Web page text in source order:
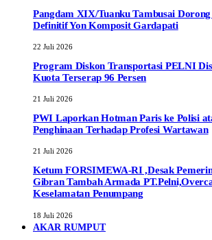
Pangdam XIX/Tuanku Tambusai Dorong
Definitif Yon Komposit Gardapati
22 Juli 2026
Program Diskon Transportasi PELNI
Kuota Terserap 96 Persen
21 Juli 2026
PWI Laporkan Hotman Paris ke Polisi
Penghinaan Terhadap Profesi Wartawan
21 Juli 2026
Ketum FORSIMEWA-RI ,Desak
Gibran Tambah Armada
Keselamatan Penumpang
18 Juli 2026
AKAR RUMPUT